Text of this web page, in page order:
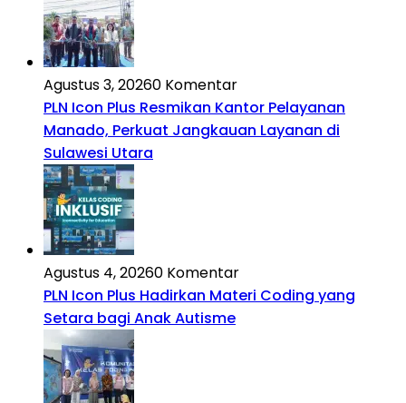
Agustus 3, 20260 Komentar
PLN Icon Plus Resmikan Kantor Pelayanan
Manado, Perkuat Jangkauan Layanan di
Sulawesi Utara
Agustus 4, 20260 Komentar
PLN Icon Plus Hadirkan Materi Coding yang
Setara bagi Anak Autisme